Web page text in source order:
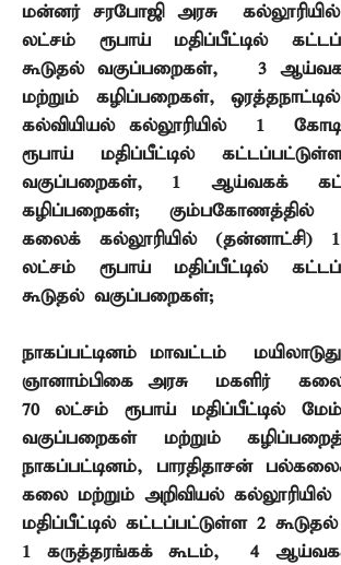
மன்னர் சரபோஜி அரசு
லட்சம் ரூபாய் மதிப்பீட்டில்
கூடுதல் வகுப்பறைகள், 3
மற்றும் கழிப்பறைகள்,
கல்வியியல் கல்லூரியில் 1
ரூபாய் மதிப்பீட்டில்
வகுப்பறைகள், 1 ஆய்வகக்
கழிப்பறைகள்;
கலைக் கல்லூரியில் (தன்னாட்சி) 1
லட்சம் ரூபாய் மதிப்பீட்டில்
கூடுதல் வகுப்பறைகள்;
நாகப்பட்டினம் மாவட்டம் –
ஞானாம்பிகை அரசு மகளிர்
70லட்சம் ரூபாய் மதிப்பீட்டில்
வகுப்பறைகள் மற்றும்
நாகப்பட்டினம், பாரதிதாசன்
கலை மற்றும் அறிவியல் கல்லூரியில்
மதிப்பீட்டில் கட்டப்பட்டுள்ள 2
1 கருத்தரங்கக் கூடம், 4